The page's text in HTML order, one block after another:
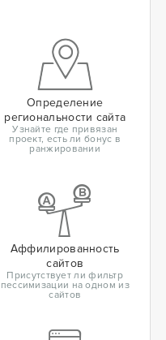
Определение
региональности сайта
Узнайте где привязан
проект, есть ли бонус в
ранжировании
Аффилированность
сайтов
Присутствует ли фильтр
пессимизации на одном из
сайтов